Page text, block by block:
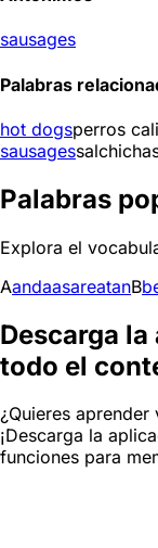
sausages
Palabras
hot dogsperros
sausages
Palabras
Explora el
AandaasareatanB
Descarga
todo el
¿Quieres
¡Descarga la
funciones para